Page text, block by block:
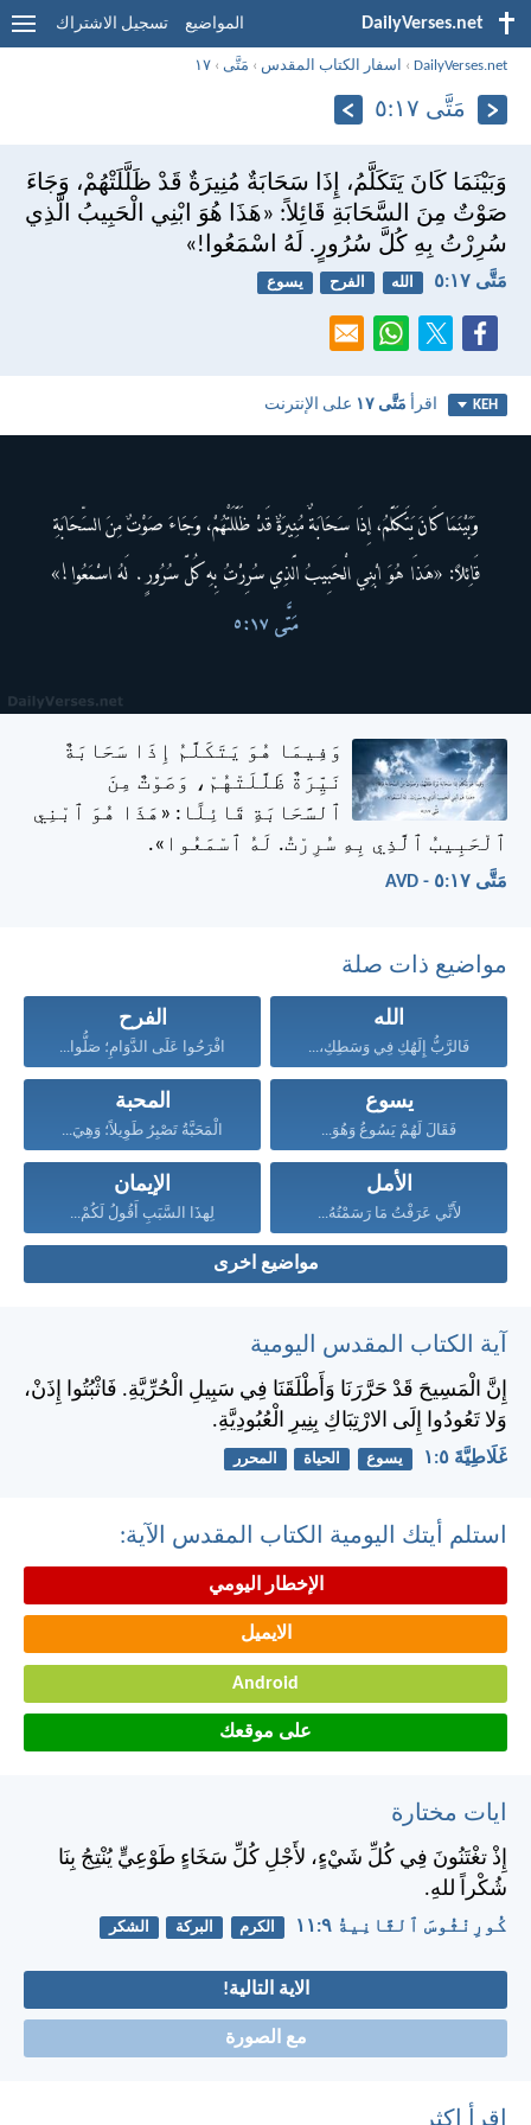
DailyVerses.net المواضيع تسجيل الاشتراك
DailyVerses.net
› اسفار الكتاب المقدس › مَتَّى ›١٧
مَتَّى ١٧:‏٥
وَبَيْنَمَا كَانَ يَتَكَلَّمُ، إِذَا سَحَابَةٌ مُنِيرَةٌ قَدْ ظَلَّلَتْهُمْ، وَجَاءَ
صَوْتٌ مِنَ السَّحَابَةِ قَائِلاً: «هَذَا هُوَ ابْنِي الْحَبِيبُ الَّذِي
سُرِرْتُ بِهِ كُلَّ سُرُورٍ. لَهُ اسْمَعُوا!»
مَتَّى ١٧:‏٥ الله الفرح يسوع
KEH اقرأ مَتَّى ١٧ على الإنترنت
وَفِيمَا هُوَ يَتَكَلَّمُ إِذَا سَحَابَةٌ
نَيِّرَةٌ ظَلَّلَتْهُمْ، وَصَوْتٌ مِنَ
ٱلسَّحَابَةِ قَائِلًا: «هَذَا هُوَ ٱبْنِي
ٱلْحَبِيبُ ٱلَّذِي بِهِ سُرِرْتُ. لَهُ ٱسْمَعُوا».
مَتَّى ١٧:‏٥ - AVD
مواضيع ذات صلة
الله
فَالرَّبُّ إِلَهُكِ فِي وَسَطِكِ،...
الفرح
افْرَحُوا عَلَى الدَّوَامِ؛ صَلُّوا...
يسوع
فَقَالَ لَهُمْ يَسُوعُ وَهُوَ...
المحبة
الْمَحَبَّةُ تَصْبِرُ طَوِيلاً؛ وَهِيَ...
الأمل
لأَنِّي عَرَفْتُ مَا رَسَمْتُهُ...
الإيمان
لِهذَا السَّبَبِ أَقُولُ لَكُمْ...
مواضيع اخرى
آية الكتاب المقدس اليومية
إِنَّ الْمَسِيحَ قَدْ حَرَّرَنَا وَأَطْلَقَنَا فِي سَبِيلِ الْحُرِّيَّةِ. فَاثْبُتُوا إِذَنْ،
وَلا تَعُودُوا إِلَى الارْتِبَاكِ بِنِيرِ الْعُبُودِيَّةِ.
غَلَاطِيَّةَ ٥:‏١ يسوع الحياة المحرر
استلم أيتك اليومية الكتاب المقدس الآية:
الإخطار اليومي
الايميل
Android
على موقعك
ايات مختارة
إِذْ تغْتَنُونَ فِي كُلِّ شَيْءٍ، لأَجْلِ كُلِّ سَخَاءٍ طَوْعِيٍّ يُنْتِجُ بِنَا
شُكْراً للهِ.
كُورِنْثُوسَ ٱلثَّانِيةُ ٩:‏١١ الكرم البركة الشكر
الاية التالية!
مع الصورة